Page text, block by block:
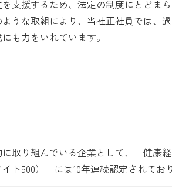
支援するため、法定の制度にとどま
うな取組により、当社正社員では、
も力をいれています。
取り組んでいる企業として、「健康
ト500）」には10年連続認定されてお